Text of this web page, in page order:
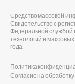
Средство массовой
Свидетельство о
Федеральной службой
технологий и
года.
Политика
Согласие на